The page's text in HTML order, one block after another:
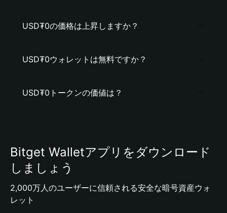
USD₮0の価格は上昇しますか？
USD₮0ウォレットは無料ですか？
USD₮0トークンの価値は？
Bitget Walletアプリをダウンロード
しましょう
2,000万人のユーザーに信頼される安全な暗号資産ウォ
レット